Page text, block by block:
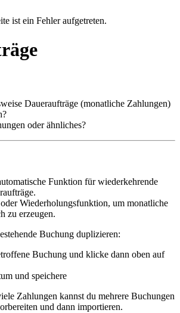
ist ein Fehler aufgetreten.
Daueraufträge (monatliche Zahlungen)
oder ähnliches?
Funktion für wiederkehrende
Wiederholungsfunktion, um monatliche
zu erzeugen.
Buchung duplizieren:
Buchung und klicke dann oben auf
und speichere
Zahlungen kannst du mehrere Buchungen
und dann importieren.